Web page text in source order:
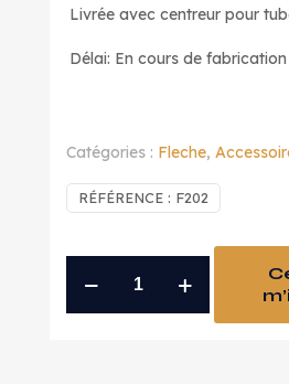
Livrée avec centreur pour
Délai: En cours de fabrication
Catégories : Fleche,
RÉFÉRENCE : F202